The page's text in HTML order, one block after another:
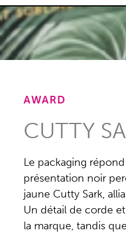
AWARD
CUTTY
Le packaging
présentation noir
jaune Cutty Sark,
Un détail de corde
la marque, tandis